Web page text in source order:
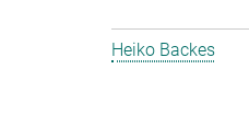
Heiko Backes